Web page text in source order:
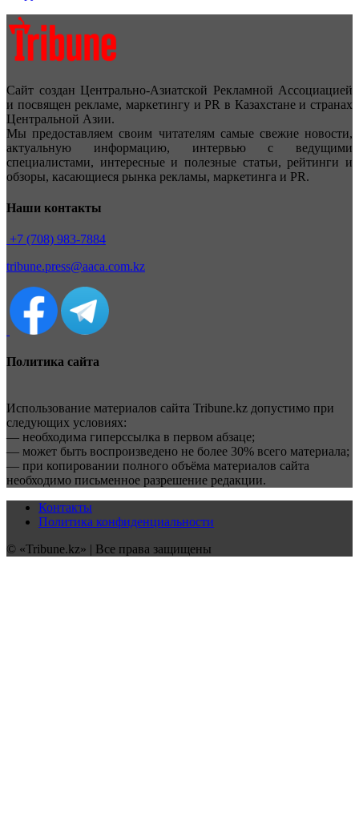
Сайт создан Центрально-Азиатской Рекламной Ассоциацией
и посвящен рекламе, маркетингу и PR в Казахстане и странах
Центральной Азии.
Мы предоставляем своим читателям самые свежие новости,
актуальную информацию, интервью с ведущими
специалистами, интересные и полезные статьи, рейтинги и
обзоры, касающиеся рынка рекламы, маркетинга и PR.
Наши контакты
+7 (708) 983-7884
tribune.press@aaca.com.kz
Политика сайта
Использование материалов сайта Tribune.kz допустимо при
следующих условиях:
— необходима гиперссылка в первом абзаце;
— может быть воспроизведено не более 30% всего материала;
— при копировании полного объёма материалов сайта
необходимо письменное разрешение редакции.
Контакты
Политика конфиденциальности
© «Tribune.kz» | Все права защищены